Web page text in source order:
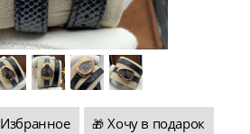
Избранное 🎁 Хочу в подарок